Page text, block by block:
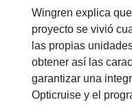
Wingren explica
proyecto se vivió
las propias
obtener así las
garantizar una
Opticruise y el